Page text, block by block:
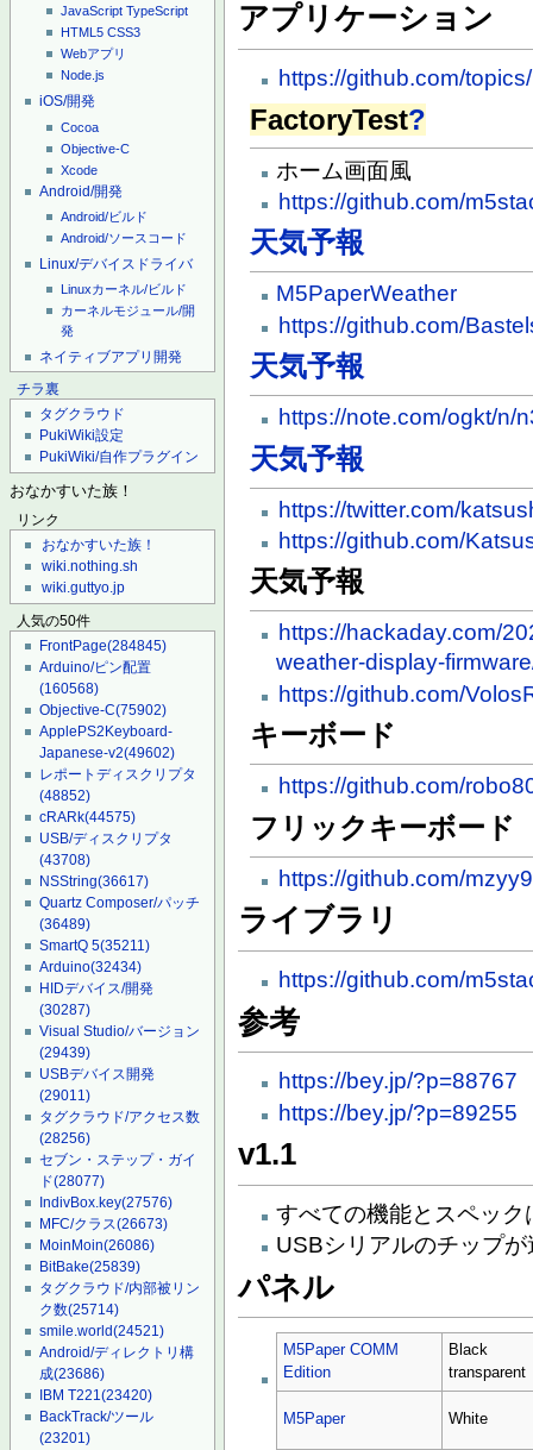
JavaScript TypeScript
HTML5 CSS3
Webアプリ
Node.js
iOS/開発
Cocoa
Objective-C
Xcode
Android/開発
Android/ビルド
Android/ソースコード
Linux/デバイスドライバ
Linuxカーネル/ビルド
カーネルモジュール/開
発
ネイティブアプリ開発
チラ裏
タグクラウド
PukiWiki設定
PukiWiki/自作プラグイン
おなかすいた族！
リンク
おなかすいた族！
wiki.nothing.sh
wiki.guttyo.jp
人気の50件
FrontPage(284845)
Arduino/ピン配置
(160568)
Objective-C(75902)
ApplePS2Keyboard-
Japanese-v2(49602)
レポートディスクリプタ
(48852)
cRARk(44575)
USB/ディスクリプタ
(43708)
NSString(36617)
Quartz Composer/パッチ
(36489)
SmartQ 5(35211)
Arduino(32434)
HIDデバイス/開発
(30287)
Visual Studio/バージョン
(29439)
USBデバイス開発
(29011)
タグクラウド/アクセス数
(28256)
セブン・ステップ・ガイ
ド(28077)
IndivBox.key(27576)
MFC/クラス(26673)
MoinMoin(26086)
BitBake(25839)
タグクラウド/内部被リン
ク数(25714)
smile.world(24521)
Android/ディレクトリ構
成(23686)
IBM T221(23420)
BackTrack/ツール
(23201)
アプリケーション
https://github.com/
FactoryTest?
ホーム画面風
https://github.com/
天気予報
M5PaperWeather
https://github.com/
天気予報
https://note.com/ogkt/n/
天気予報
https://twitter.com/
https://github.com/
天気予報
https://hackaday.com/
weather-display-
https://github.com/
キーボード
https://github.com/
フリックキーボード
https://github.com/
ライブラリ
https://github.com/
参考
https://bey.jp/?p=88767
https://bey.jp/?p=89255
v1.1
すべての機能とスペッ
USBシリアルのチップ
パネル
M5Paper COMM
Edition
Black
transparent
M5Paper White